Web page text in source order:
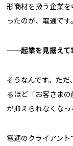
形商材を扱う企業
ったのが、電通です。
──起業を見据えて
そうなんです。た
るほど「お客さま
が抑えられなくなっ
電通のクライアン